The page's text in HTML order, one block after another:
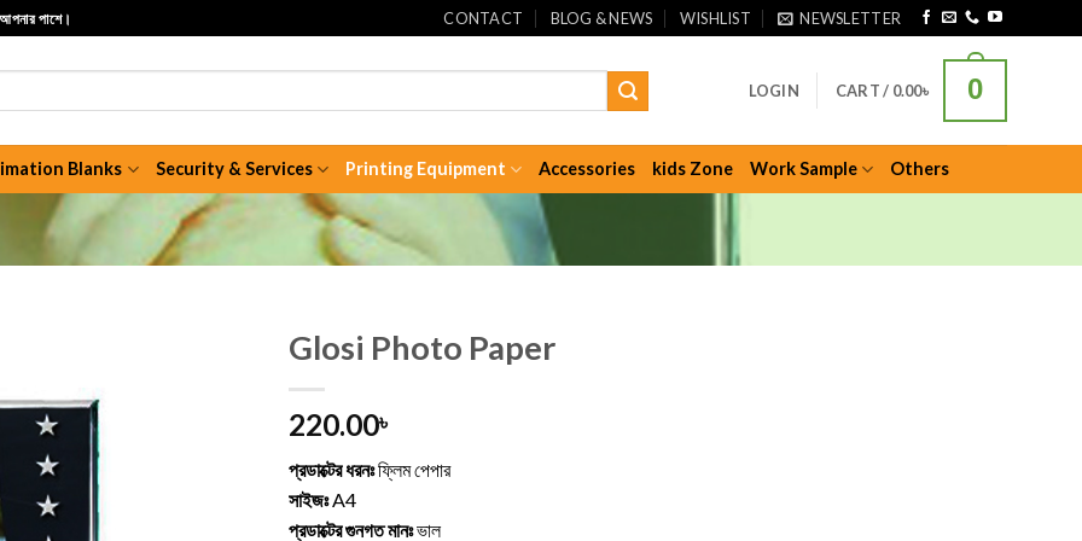
পাশে। CONTACT BLOG & NEWS WISHLIST NEWSLETTER
LOGIN CART / 0.00৳ 0
Blanks Security & Services Printing Equipment Accessories kids Zone Work Sample Others
Glosi Photo Paper
220.00৳
প্রডাক্টের ধরনঃফ্লিম পেপার
সাইজঃA4
প্রডাক্টের গুনগত মানঃভাল